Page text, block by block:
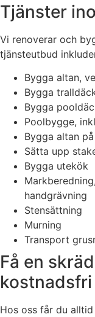
Tjänster
Vi renoverar och
tjänsteutbud
Bygga altan,
Bygga
Bygga
Poolbygge,
Bygga altan
Sätta upp
Bygga utekök
handgrävning
Stensättning
Murning
Transport
Få en
Hos oss får du